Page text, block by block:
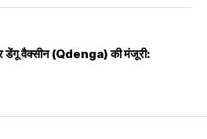
डेंगू वैक्सीन (Qdenga) की मंजूरी: